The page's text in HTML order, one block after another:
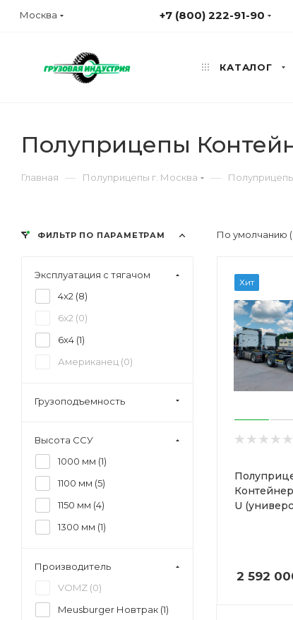
Москва +7 (800) 222-91-90
КАТАЛОГ
Полуприцепы
Главная — Полуприцепы г. Москва —
По умолчанию
Хит
U
2 592
ФИЛЬТР ПО ПАРАМЕТРАМ
Эксплуатация с тягачом
4x2 (8)
6x2 (0)
6x4 (1)
Американец (0)
Грузоподъемность
Высота ССУ
1000 мм (1)
1100 мм (5)
1150 мм (4)
1300 мм (1)
Производитель
VOMZ (0)
Meusburger Новтрак (1)